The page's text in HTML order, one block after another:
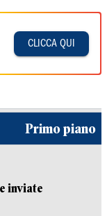
CLICCA QUI
Primo piano
inviate